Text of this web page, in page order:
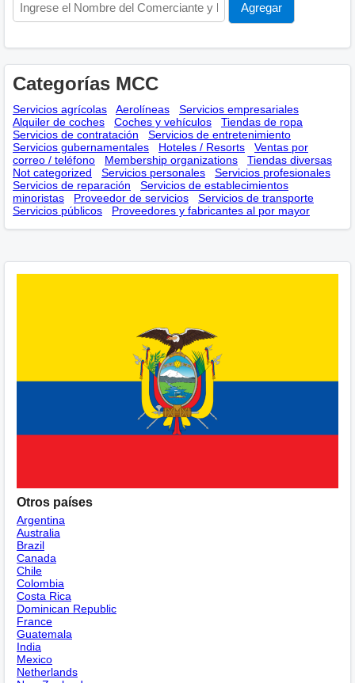
Categorías MCC
Servicios agrícolas Aerolíneas
Servicios empresariales
Alquiler de coches
Coches y vehículos
Tiendas de ropa
Servicios de contratación
Servicios de entretenimiento
Servicios gubernamentales
Hoteles / Resorts
Ventas por
correo / teléfono
Membership оrganizations
Tiendas diversas
Not categorized
Servicios personales
Servicios profesionales
Servicios de reparación
Servicios de establecimientos
minoristas
Proveedor de servicios
Servicios de transporte
Servicios públicos
Proveedores y fabricantes al por mayor
Otros países
Argentina
Australia
Brazil
Canada
Chile
Colombia
Costa Rica
Dominican Republic
France
Guatemala
India
Mexico
Netherlands